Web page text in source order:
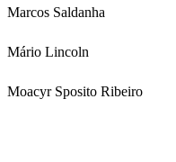
Marcos Saldanha
Mário Lincoln
Moacyr Sposito Ribeiro